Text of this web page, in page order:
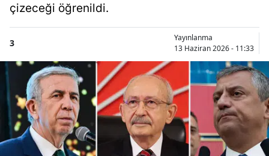
çizeceği öğrenildi.
3
Yayınlanma
13 Haziran 2026 - 11:33